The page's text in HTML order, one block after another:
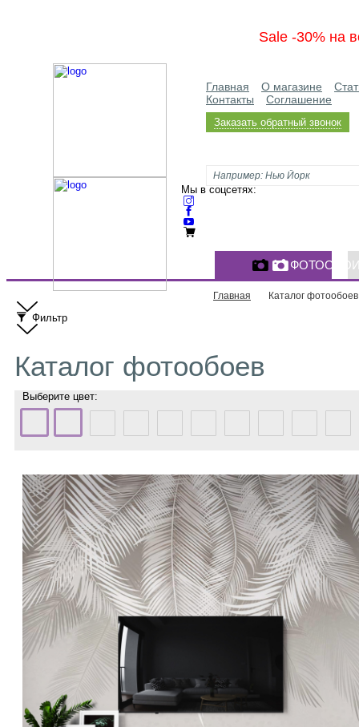
Sale -30% на
Главная О магазине
Контакты
Соглашение
Заказать обратный звонок
Мы в соцсетях:
Главная Каталог фотообоев
Фильтр
Каталог фотообоев
Выберите цвет: